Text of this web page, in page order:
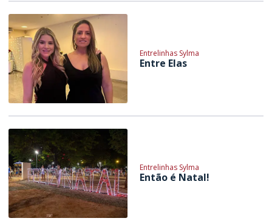
Entrelinhas Sylma
Entre Elas
Entrelinhas Sylma
Então é Natal!